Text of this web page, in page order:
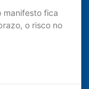
manifesto fica
o risco no